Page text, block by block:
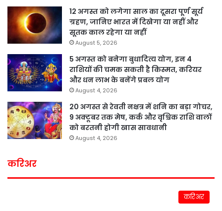
12 अगस्त को लगेगा साल का दूसरा पूर्ण सूर्य
ग्रहण, जानिए भारत में दिखेगा या नहीं और
सूतक काल रहेगा या नहीं
August 5, 2026
5 अगस्त को बनेगा बुधादित्य योग, इन 4
राशियों की चमक सकती है किस्मत, करियर
और धन लाभ के बनेंगे प्रबल योग
August 4, 2026
20 अगस्त से रेवती नक्षत्र में शनि का बड़ा गोचर,
9 अक्टूबर तक मेष, कर्क और वृश्चिक राशि वालों
को बरतनी होगी खास सावधानी
August 4, 2026
करिअर
करिअर